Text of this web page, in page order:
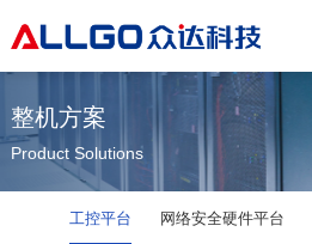
整机方案
Product Solutions
工控平台 网络安全硬件平台